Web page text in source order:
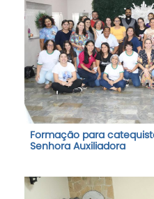
Formação para
Senhora Auxiliadora